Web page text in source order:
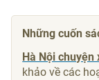
Những cuốn
Hà Nội chuyện
khảo về các